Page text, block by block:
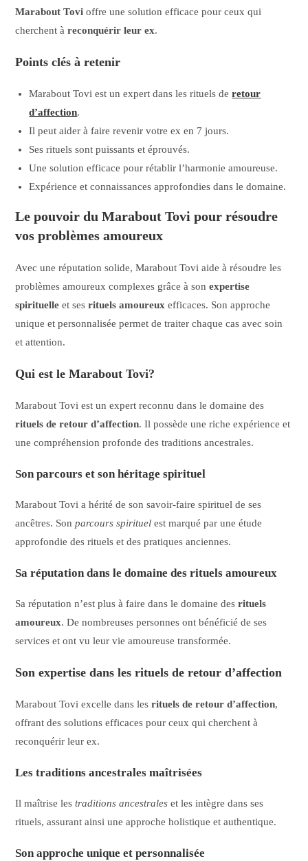
Marabout Tovi offre une solution efficace pour ceux qui
cherchent àreconquérir leur ex.
Points clés à retenir
Marabout Tovi est un expert dans les rituels deretour
d’affection.
Il peut aider à faire revenir votre ex en 7 jours.
Ses rituels sont puissants et éprouvés.
Une solution efficace pour rétablir l’harmonie amoureuse.
Expérience et connaissances approfondies dans le domaine.
Le pouvoir du Marabout Tovi pour résoudre
vos problèmes amoureux
Avec une réputation solide, Marabout Tovi aide à résoudre les
problèmes amoureux complexes grâce à sonexpertise
spirituelle et sesrituels amoureux efficaces. Son approche
unique et personnalisée permet de traiter chaque cas avec soin
et attention.
Qui est le Marabout Tovi?
Marabout Tovi est un expert reconnu dans le domaine des
rituels de retour d’affection. Il possède une riche expérience et
une compréhension profonde des traditions ancestrales.
Son parcours et son héritage spirituel
Marabout Tovi a hérité de son savoir-faire spirituel de ses
ancêtres. Sonparcours spirituel est marqué par une étude
approfondie des rituels et des pratiques anciennes.
Sa réputation dans le domaine des rituels amoureux
Sa réputation n’est plus à faire dans le domaine desrituels
amoureux. De nombreuses personnes ont bénéficié de ses
services et ont vu leur vie amoureuse transformée.
Son expertise dans les rituels de retour d’affection
Marabout Tovi excelle dans lesrituels de retour d’affection,
offrant des solutions efficaces pour ceux qui cherchent à
reconquérir leur ex.
Les traditions ancestrales maîtrisées
Il maîtrise lestraditions ancestrales et les intègre dans ses
rituels, assurant ainsi une approche holistique et authentique.
Son approche unique et personnalisée